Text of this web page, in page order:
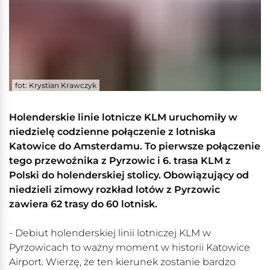
fot: Krystian Krawczyk
Holenderskie linie lotnicze KLM uruchomiły w
niedzielę codzienne połączenie z lotniska
Katowice do Amsterdamu. To pierwsze połączenie
tego przewoźnika z Pyrzowic i 6. trasa KLM z
Polski do holenderskiej stolicy. Obowiązujący od
niedzieli zimowy rozkład lotów z Pyrzowic
zawiera 62 trasy do 60 lotnisk.
- Debiut holenderskiej linii lotniczej KLM w
Pyrzowicach to ważny moment w historii Katowice
Airport. Wierzę, że ten kierunek zostanie bardzo